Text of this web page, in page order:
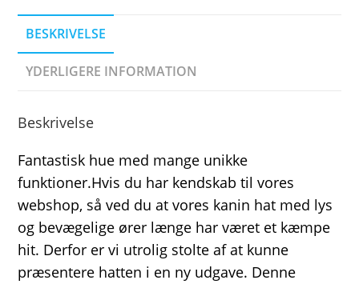
BESKRIVELSE
YDERLIGERE INFORMATION
Beskrivelse
Fantastisk hue med mange unikke
funktioner.Hvis du har kendskab til vores
webshop, så ved du at vores kanin hat med lys
og bevægelige ører længe har været et kæmpe
hit. Derfor er vi utrolig stolte af at kunne
præsentere hatten i en ny udgave. Denne